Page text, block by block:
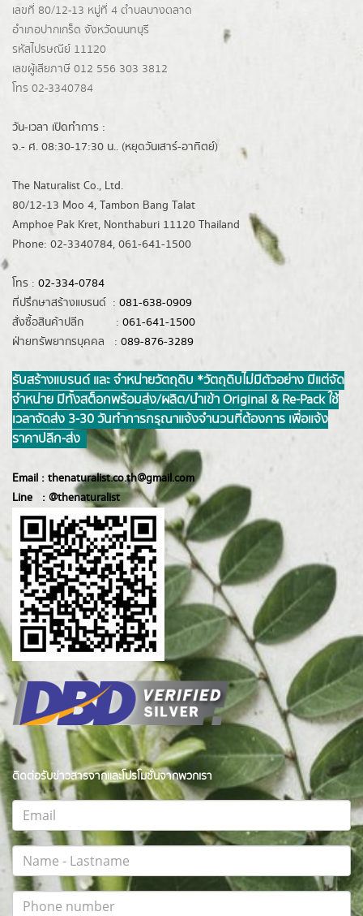
เลขที่ 80/12-13 หมู่ที่ 4 ตำบลบางตลาด
อำเภอปากเกร็ด จังหวัดนนทบุรี
รหัสไปรษณีย์ 11120
เลขผู้เสียภาษี 012 556 303 3812
โทร 02-3340784
วัน-เวลา เปิดทำการ :
จ.- ศ. 08:30-17:30 น.. (หยุดวันเสาร์-อาทิตย์)
The Naturalist Co., Ltd.
80/12-13 Moo 4, Tambon Bang Talat
Amphoe Pak Kret, Nonthaburi 11120 Thailand
Phone: 02-3340784, 061-641-1500
โทร : 02-334-0784
ที่ปรึกษาสร้างแบรนด์ : 081-638-0909
สั่งซื้อสินค้าปลีก : 061-641-1500
ฝ่ายทรัพยากรบุคคล : 089-876-3289
รับสร้างแบรนด์ และ จำหน่ายวัตถุดิบ *วัตถุดิบไม่มีตัวอย่าง มีแต่จัด
จำหน่าย มีทั้งสต็อกพร้อมส่ง/ผลิต/นำเข้า Original & Re-Pack ใช้
เวลาจัดส่ง 3-30 วันทำการ กรุณาแจ้งจำนวนที่ต้องการ เพื่อแจ้ง
ราคาปลีก-ส่ง
Email : thenaturalist.co.th@gmail.com
Line : @thenaturalist
ติดต่อรับข่าวสารจากและโปรโมชั่นจากพวกเรา